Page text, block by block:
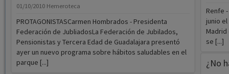
01/10/2010 Hemeroteca
PROTAGONISTASCarmen Hombrados - Presidenta
Federación de JubliadosLa Federación de Jubilados,
Pensionistas y Tercera Edad de Guadalajara presentó
ayer un nuevo programa sobre hábitos saludables en el
parque [...]
Renfe
junio
Madrid
se [...]
¿No